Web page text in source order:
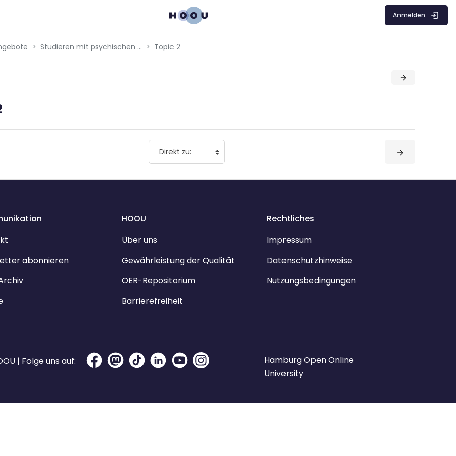
Anmelden
Studieren mit psychischen Erkrankungen Topic 2
abonnieren
HOOU
Über uns
Gewährleistung der Qualität
OER-Repositorium
Barrierefreiheit
Rechtliches
Impressum
Datenschutzhinweise
Nutzungsbedingungen
| Folge uns auf:
Hamburg Open Online
University